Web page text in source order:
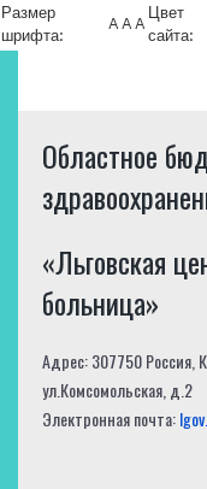
Размер
шрифта:
A A A
Цвет
сайта:
Областное
«Льговская
больница»
Адрес: 307750 Россия,
ул.Комсомольская, д.2
Электронная почта: